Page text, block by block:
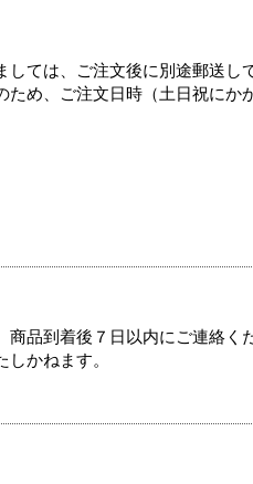
ては、ご注文後に別途郵送し
ため、ご注文日時（土日祝に
商品到着後７日以内にご連絡
かねます。